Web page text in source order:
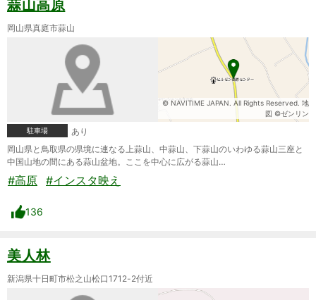
蒜山高原
岡山県真庭市蒜山
© NAVITIME JAPAN. All Rights Reserved. 地
図 ©ゼンリン
駐車場
あり
岡山県と鳥取県の県境に連なる上蒜山、中蒜山、下蒜山のいわゆる蒜山三座と
中国山地の間にある蒜山盆地。ここを中心に広がる蒜山…
#高原 #インスタ映え
136
美人林
新潟県十日町市松之山松口1712-2付近